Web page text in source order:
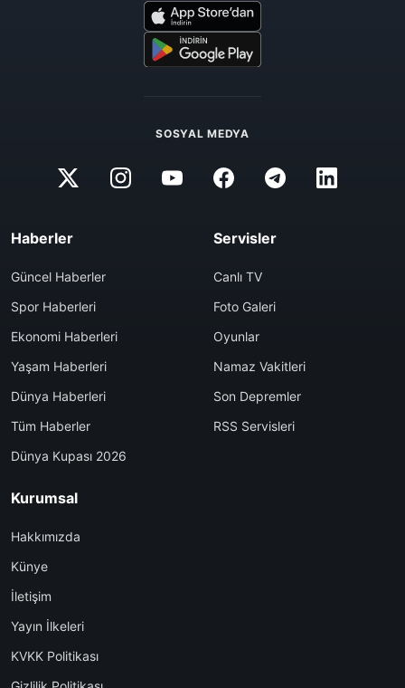
SOSYAL MEDYA
Haberler
Güncel Haberler
Spor Haberleri
Ekonomi Haberleri
Yaşam Haberleri
Dünya Haberleri
Tüm Haberler
Dünya Kupası 2026
Servisler
Canlı TV
Foto Galeri
Oyunlar
Namaz Vakitleri
Son Depremler
RSS Servisleri
Kurumsal
Hakkımızda
Künye
İletişim
Yayın İlkeleri
KVKK Politikası